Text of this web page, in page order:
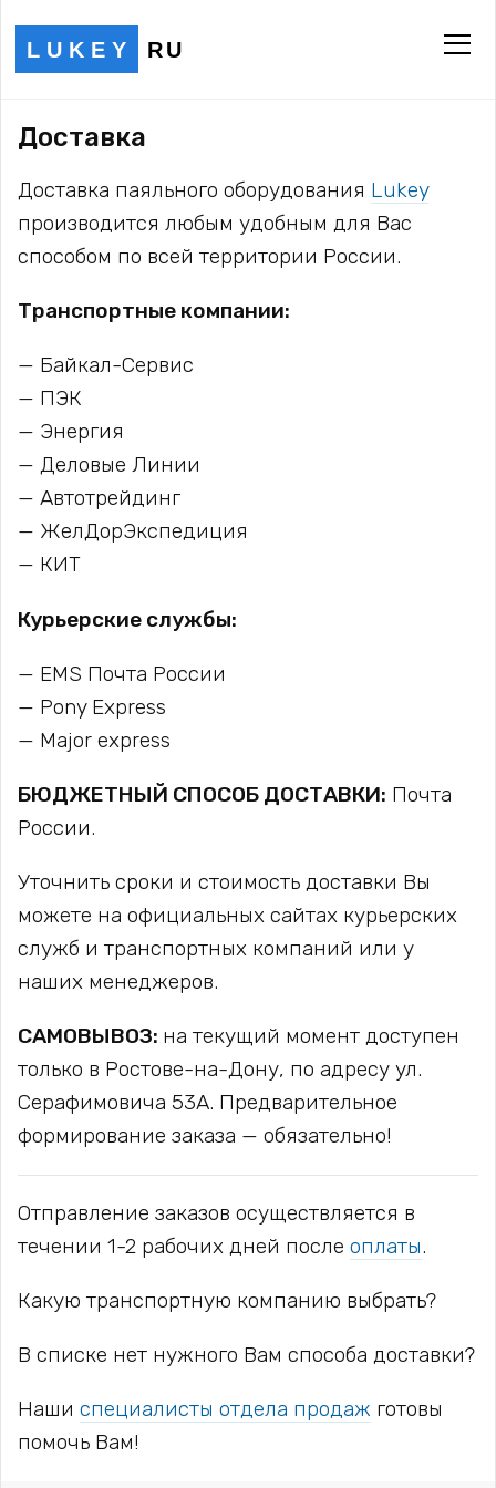
LUKEY RU
Доставка
Доставка паяльного оборудования Lukey
производится любым удобным для Вас
способом по всей территории России.
Транспортные компании:
Байкал-Сервис
ПЭК
Энергия
Деловые Линии
Автотрейдинг
ЖелДорЭкспедиция
КИТ
Курьерские службы:
EMS Почта России
Pony Express
Major express
БЮДЖЕТНЫЙ СПОСОБ ДОСТАВКИ: Почта
России.
Уточнить сроки и стоимость доставки Вы
можете на официальных сайтах курьерских
служб и транспортных компаний или у
наших менеджеров.
САМОВЫВОЗ: на текущий момент доступен
только в Ростове-на-Дону, по адресу ул.
Серафимовича 53А. Предварительное
формирование заказа — обязательно!
Отправление заказов осуществляется в
течении 1-2 рабочих дней после оплаты.
Какую транспортную компанию выбрать?
В списке нет нужного Вам способа доставки?
Наши специалисты отдела продаж готовы
помочь Вам!